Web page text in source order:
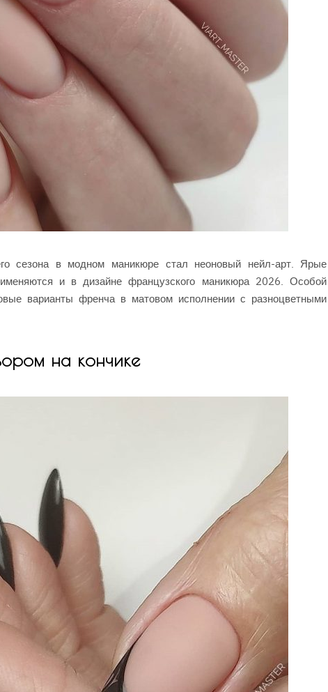
сезона в модном маникюре стал неоновый нейл-арт. Ярые
и в дизайне французского маникюра 2026. Особой
варианты френча в матовом исполнении с разноцветными
на кончике